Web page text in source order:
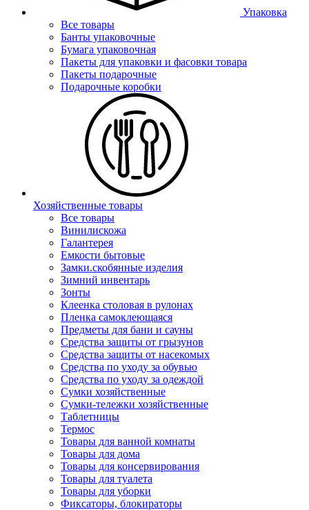
Упаковка
Все товары
Банты упаковочные
Бумага упаковочная
Пакеты для упаковки и фасовки товара
Пакеты подарочные
Подарочные коробки
Хозяйственные товары
Все товары
Винилискожа
Галантерея
Емкости бытовые
Замки.скобянные изделия
Зимний инвентарь
Зонты
Клеенка столовая в рулонах
Пленка самоклеющаяся
Предметы для бани и сауны
Средства защиты от грызунов
Средства защиты от насекомых
Средства по уходу за обувью
Средства по уходу за одеждой
Сумки хозяйственные
Сумки-тележки хозяйственные
Таблетницы
Термос
Товары для ванной комнаты
Товары для дома
Товары для консервирования
Товары для туалета
Товары для уборки
Фиксаторы, блокираторы